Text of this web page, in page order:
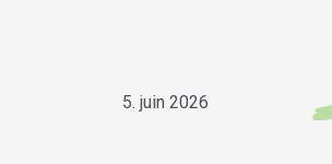
5. juin 2026